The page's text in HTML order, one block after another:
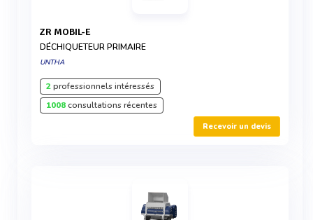
ZR MOBIL-E
DÉCHIQUETEUR PRIMAIRE
UNTHA
2professionnels intéressés
1008consultations récentes
Recevoir un devis